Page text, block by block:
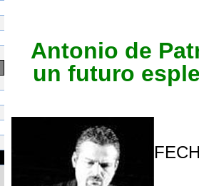
Antonio de
un futuro